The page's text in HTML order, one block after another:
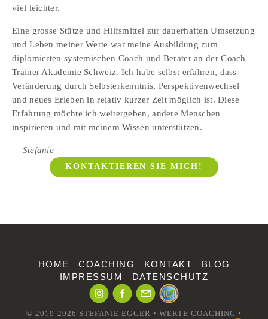
viel leichter.
Eine grosse Stütze und Hilfsmittel zur dauerhaften Umsetzung
und Leben meiner Werte war meine Ausbildung zum
diplomierten systemischen Coach und Berater an der Coach
Trainer Akademie Schweiz. Ich habe selbst erfahren, dass
Veränderung durch Selbsterkenntnis, Perspektivenwechsel
und neues Erleben in relativ kurzer Zeit möglich ist. Diese
Erfahrung möchte ich weitergeben, andere Menschen
inspirieren und mit meinem Wissen unterstützen.
— Stefanie
KONTAKTIEREN SIE MICH!
HOME COACHING KONTAKT
BLOG
IMPRESSUM
DATENSCHUTZ
© 2019-2026 STEFANIE EGGER • WERTE COACHING •